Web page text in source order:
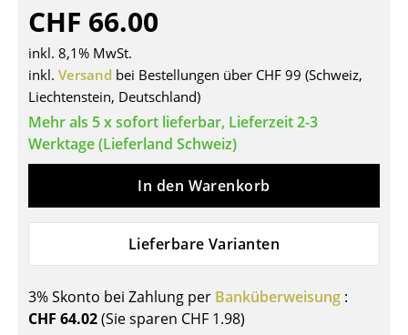
... alle Sitzmöbel
Tische
Esstische
Beistelltische
Sekretäre & PC-Tische
Konferenztische
Stehtische & Stehpulte
CHF 66.00
inkl. 8,1% MwSt.
inkl. Versand bei Bestellungen über CHF 99 (Schweiz,
Liechtenstein, Deutschland)
Mehr als 5 x sofort lieferbar, Lieferzeit 2-3
Werktage (Lieferland Schweiz)
In den Warenkorb
Lieferbare Varianten
3% Skonto bei Zahlung per Banküberweisung :
CHF 64.02(Sie sparen CHF 1.98)